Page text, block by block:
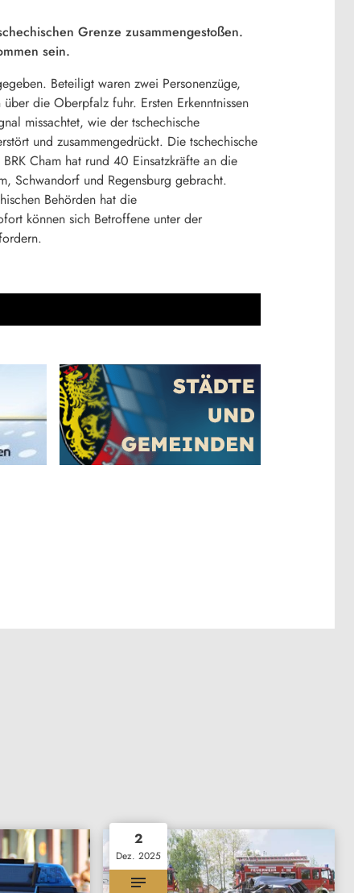
Grenze zusammengestoßen.
sein.
Beteiligt waren zwei Personenzüge,
die Oberpfalz fuhr. Ersten Erkenntnissen
missachtet, wie der tschechische
und zusammengedrückt. Die tschechische
Cham hat rund 40 Einsatzkräfte an die
Schwandorf und Regensburg gebracht.
Behörden hat die
können sich Betroffene unter der
2
Dez. 2025